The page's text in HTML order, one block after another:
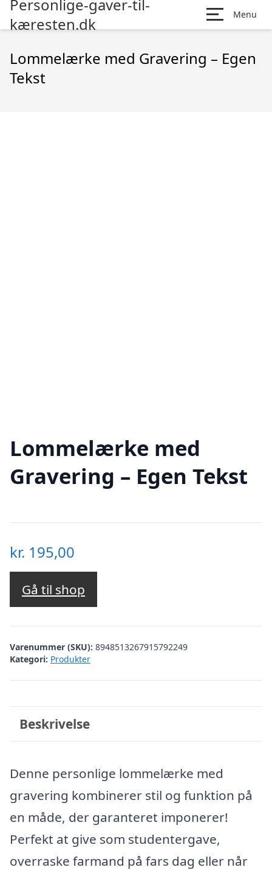
Personlige-gaver-til-
kæresten.dk
Menu
Lommelærke med Gravering – Egen
Tekst
Lommelærke med
Gravering – Egen Tekst
kr. 195,00
Gå til shop
Varenummer (SKU): 8948513267915792249
Kategori: Produkter
Beskrivelse
Denne personlige lommelærke med
gravering kombinerer stil og funktion på
en måde, der garanteret imponerer!
Perfekt at give som studentergave,
overraske farmand på fars dag eller når